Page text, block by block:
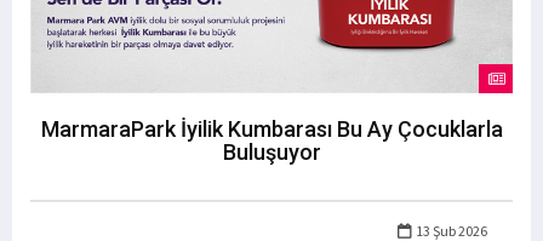
MarmaraPark İyilik Kumbarası Bu Ay Çocuklarla
Buluşuyor
13 Şub 2026